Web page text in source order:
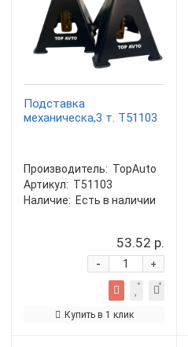
Подставка
механическа,3 т. T51103
Производитель: TopAuto
Артикул: T51103
Наличие: Есть в наличии
53.52 р.
+
-
Купить в 1 клик